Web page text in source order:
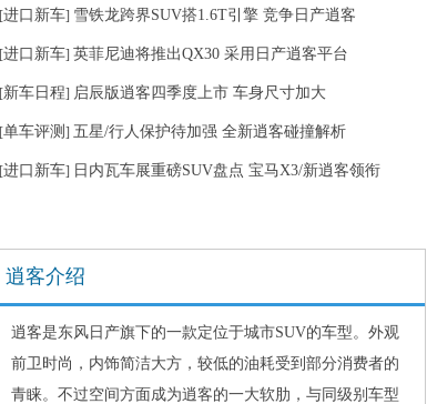
[进口新车] 雪铁龙跨界SUV搭1.6T引擎 竞争日产逍客
[进口新车] 英菲尼迪将推出QX30 采用日产逍客平台
[新车日程] 启辰版逍客四季度上市 车身尺寸加大
[单车评测 ] 五星/行人保护待加强 全新逍客碰撞解析
[进口新车] 日内瓦车展重磅SUV盘点 宝马X3/新逍客领衔
逍客介绍
逍客是东风日产旗下的一款定位于城市SUV的车型。外观
前卫时尚，内饰简洁大方，较低的油耗受到部分消费者的
青睐。不过空间方面成为逍客的一大软肋，与同级别车型